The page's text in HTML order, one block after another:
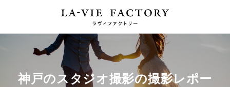
神戸のスタジオ撮影の撮影レポー